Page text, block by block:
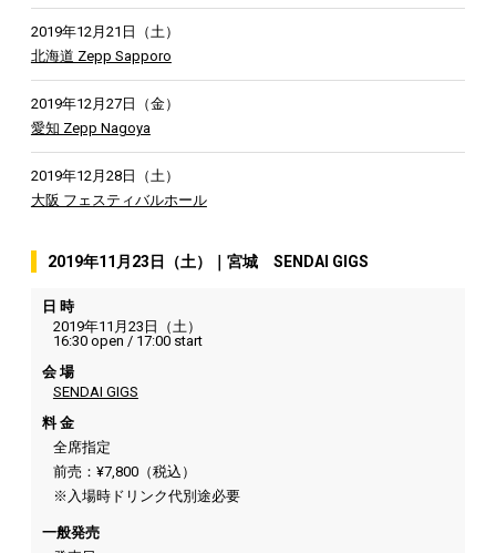
2019年12月21日（土）
北海道 Zepp Sapporo
2019年12月27日（金）
愛知 Zepp Nagoya
2019年12月28日（土）
大阪 フェスティバルホール
2019年11月23日（土）｜宮城 SENDAI GIGS
日 時
2019年11月23日（土）
16:30 open / 17:00 start
会 場
SENDAI GIGS
料 金
全席指定
前売：¥7,800（税込）
※入場時ドリンク代別途必要
一般発売